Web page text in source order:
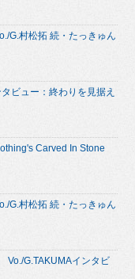
G.村松拓 続・たっきゅん
ビュー：終わりを見据え
Carved In Stone
G.村松拓 続・たっきゅん
Vo./G.TAKUMAインタビ